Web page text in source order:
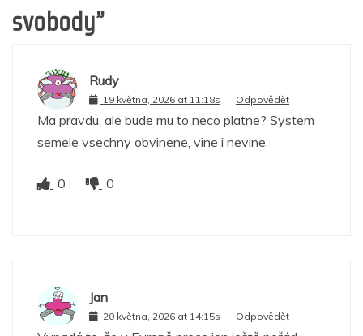
svobody”
Rudy
19 května, 2026 at 11:18s Odpovědět
Ma pravdu, ale bude mu to neco platne? System
semele vsechny obvinene, vine i nevine.
0 0
Jan
20 května, 2026 at 14:15s Odpovědět